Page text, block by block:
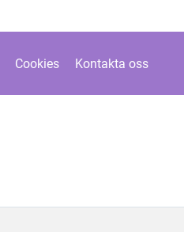
Cookies Kontakta oss